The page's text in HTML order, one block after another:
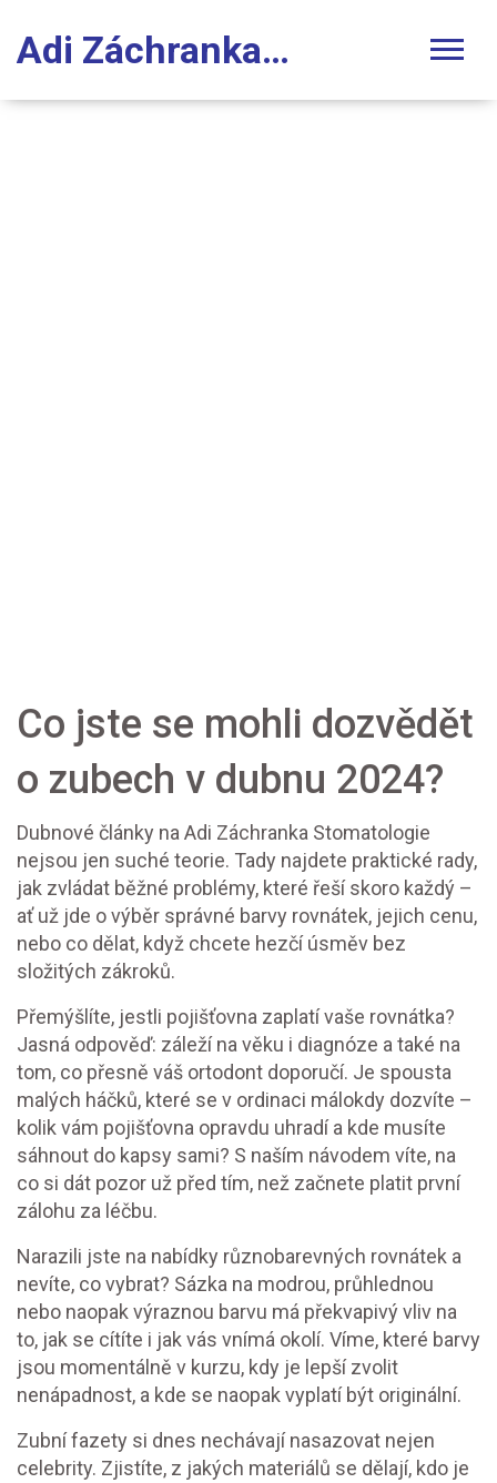
Adi Záchranka Stomatologie
Co jste se mohli dozvědět
o zubech v dubnu 2024?
Dubnové články na Adi Záchranka Stomatologie
nejsou jen suché teorie. Tady najdete praktické rady,
jak zvládat běžné problémy, které řeší skoro každý –
ať už jde o výběr správné barvy rovnátek, jejich cenu,
nebo co dělat, když chcete hezčí úsměv bez
složitých zákroků.
Přemýšlíte, jestli pojišťovna zaplatí vaše rovnátka?
Jasná odpověď: záleží na věku i diagnóze a také na
tom, co přesně váš ortodont doporučí. Je spousta
malých háčků, které se v ordinaci málokdy dozvíte –
kolik vám pojišťovna opravdu uhradí a kde musíte
sáhnout do kapsy sami? S naším návodem víte, na
co si dát pozor už před tím, než začnete platit první
zálohu za léčbu.
Narazili jste na nabídky různobarevných rovnátek a
nevíte, co vybrat? Sázka na modrou, průhlednou
nebo naopak výraznou barvu má překvapivý vliv na
to, jak se cítíte i jak vás vnímá okolí. Víme, které barvy
jsou momentálně v kurzu, kdy je lepší zvolit
nenápadnost, a kde se naopak vyplatí být originální.
Zubní fazety si dnes nechávají nasazovat nejen
celebrity. Zjistíte, z jakých materiálů se dělají, kdo je